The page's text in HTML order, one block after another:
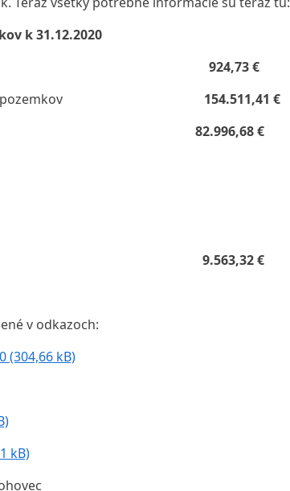
k 31.12.2020
pokladni 924,73 €
na výkup pozemkov 154.511,41 €
– bežný účet 82.996,68 €
9.563,32 €
v odkazoch: